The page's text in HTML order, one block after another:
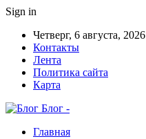
Sign in
Четверг, 6 августа, 2026
Контакты
Лента
Политика сайта
Карта
Блог -
Главная